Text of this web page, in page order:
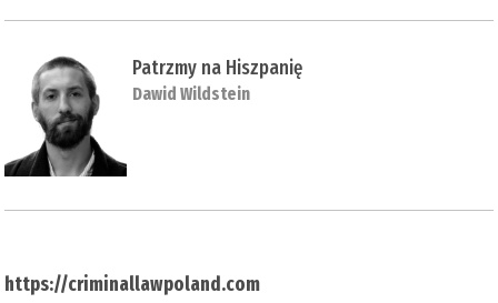
Patrzmy na Hiszpanię
Dawid Wildstein
https://criminallawpoland.com